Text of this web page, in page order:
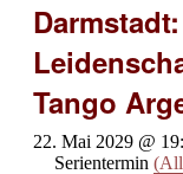
Tango
22. Mai 2029 @
Serientermin